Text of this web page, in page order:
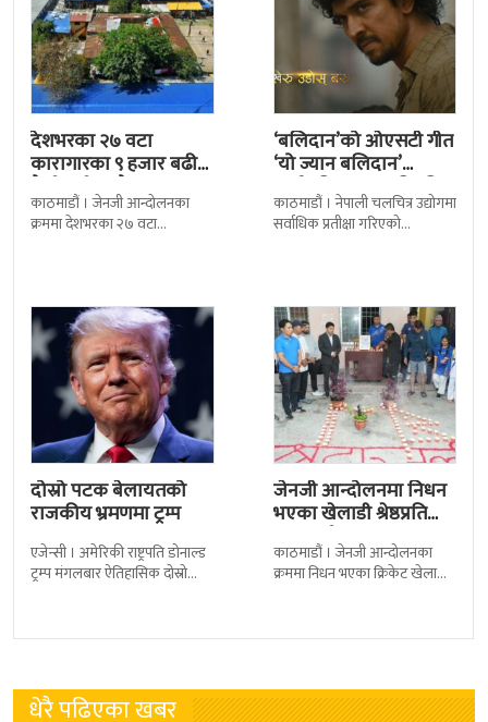
देशभरका २७ वटा
कारागारका ९ हजार बढी
कैदीबन्दी अझै फरार
काठमाडौं । जेनजी आन्दोलनका
क्रममा देशभरका २७ वटा
‘बलिदान’को ओएसटी गीत
‘यो ज्यान बलिदान’
सार्वजनिक, मातृभूमिप्रति
पुत्रको भावनात्मक…
काठमाडौं । नेपाली चलचित्र उद्योगमा
सर्वाधिक प्रतीक्षा गरिएको
दोस्रो पटक बेलायतको
राजकीय भ्रमणमा ट्रम्प
एजेन्सी । अमेरिकी राष्ट्रपति डोनाल्ड
ट्रम्प मंगलबार ऐतिहासिक दोस्रो
बेलायत सरकारले
जेनजी आन्दोलनमा निधन
भएका खेलाडी श्रेष्ठप्रति
श्रद्धाञ्जली
काठमाडौं । जेनजी आन्दोलनका
क्रममा निधन भएका क्रिकेट खेलाडी
त्रिपुरेश्वरस्थीत राष्ट्रिय खेलकुद
धेरै पढिएका खबर